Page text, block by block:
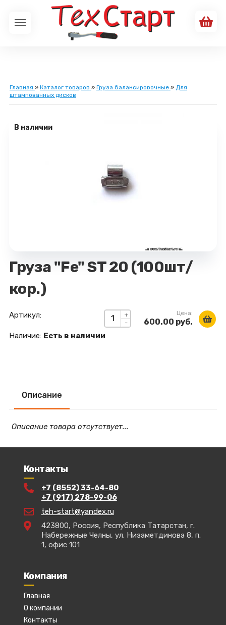
Главная » Каталог товаров » Груза балансировочные » Для
штампованных дисков
В наличии
Груза "Fe" ST 20 (100шт/
кор.)
+
-
Цена:
600.00 руб.
Артикул:
Наличие: Есть в наличии
Описание
Описание товара отсутствует...
Контакты
+7 (8552) 33-64-80
+7 (917) 278-99-06
teh-start@yandex.ru
423800, Россия, Республика Татарстан, г.
Набережные Челны, ул. Низаметдинова 8, п.
1, офис 101
Компания
Главная
О компании
Контакты